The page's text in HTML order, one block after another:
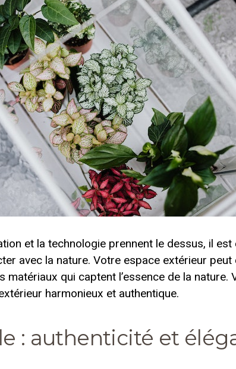
et la technologie prennent le dessus, il
avec la nature. Votre espace extérieur peut
matériaux qui captent l’essence de la nature.
harmonieux et authentique.
: authenticité et